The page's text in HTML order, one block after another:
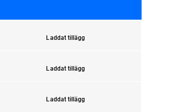
Laddat tillägg
Laddat tillägg
Laddat tillägg